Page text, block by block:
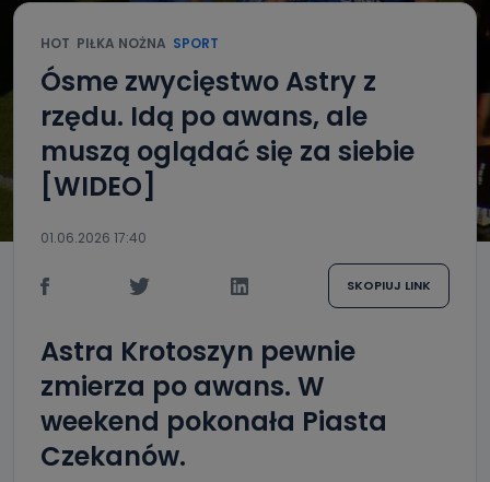
HOT PIŁKA NOŻNA SPORT
Ósme zwycięstwo Astry z
rzędu. Idą po awans, ale
muszą oglądać się za siebie
[WIDEO]
01.06.2026 17:40
SKOPIUJ LINK
Astra Krotoszyn pewnie
zmierza po awans. W
weekend pokonała Piasta
Czekanów.